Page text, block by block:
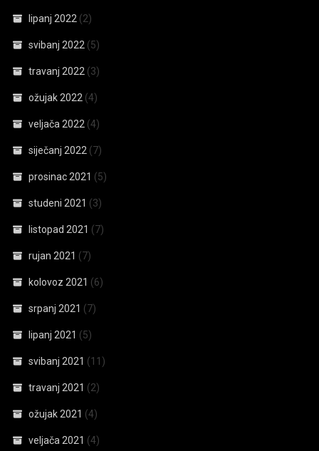
lipanj 2022 (2)
svibanj 2022 (5)
travanj 2022 (3)
ožujak 2022 (4)
veljača 2022 (4)
siječanj 2022 (7)
prosinac 2021 (5)
studeni 2021 (3)
listopad 2021 (7)
rujan 2021 (7)
kolovoz 2021 (6)
srpanj 2021 (7)
lipanj 2021 (5)
svibanj 2021 (11)
travanj 2021 (2)
ožujak 2021 (4)
veljača 2021 (4)